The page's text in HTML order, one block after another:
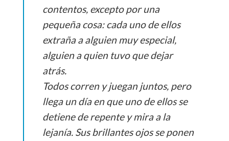
contentos, excepto por una
pequeña cosa: cada uno de ellos
extraña a alguien muy especial,
alguien a quien tuvo que dejar
atrás.
Todos corren y juegan juntos, pero
llega un día en que uno de ellos se
detiene de repente y mira a la
lejanía. Sus brillantes ojos se ponen